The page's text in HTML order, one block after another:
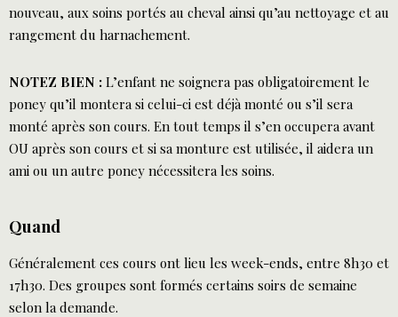
nouveau, aux soins portés au cheval ainsi qu’au nettoyage et au
rangement du harnachement.
NOTEZ BIEN : L’enfant ne soignera pas obligatoirement le
poney qu’il montera si celui-ci est déjà monté ou s’il sera
monté après son cours. En tout temps il s’en occupera avant
OU après son cours et si sa monture est utilisée, il aidera un
ami ou un autre poney nécessitera les soins.
Quand
Généralement ces cours ont lieu les week-ends, entre 8h30 et
17h30. Des groupes sont formés certains soirs de semaine
selon la demande.